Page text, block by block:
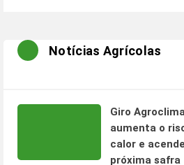
Notícias Agrícolas
Giro
aumenta o
calor e
próxima safra